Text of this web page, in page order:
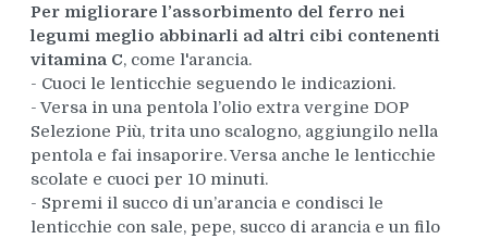
Per migliorare l’assorbimento del ferro nei
legumi meglio abbinarli ad altri cibi contenenti
vitamina C, come l'arancia.
- Cuoci le lenticchie seguendo le indicazioni.
- Versa in una pentola l’olio extra vergine DOP
Selezione Più, trita uno scalogno, aggiungilo nella
pentola e fai insaporire. Versa anche le lenticchie
scolate e cuoci per 10 minuti.
- Spremi il succo di un’arancia e condisci le
lenticchie con sale, pepe, succo di arancia e un filo